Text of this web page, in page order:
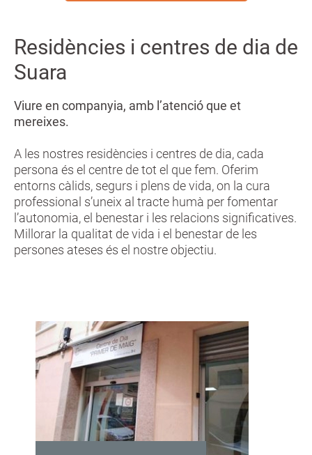
Residències i centres de dia de
Suara
Viure en companyia, amb l’atenció que et
mereixes.
A les nostres residències i centres de dia, cada
persona és el centre de tot el que fem. Oferim
entorns càlids, segurs i plens de vida, on la cura
professional s’uneix al tracte humà per fomentar
l’autonomia, el benestar i les relacions significatives.
Millorar la qualitat de vida i el benestar de les
persones ateses és el nostre objectiu.